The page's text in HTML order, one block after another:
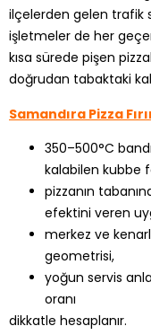
ilçelerden gelen trafik
işletmeler de her
kısa sürede pişen
doğrudan tabaktaki
Samandıra Pizza
350–500°C
kalabilen kubbe
pizzanın
efektini veren
merkez ve
geometrisi,
yoğun servis
oranı
dikkatle hesaplanır.